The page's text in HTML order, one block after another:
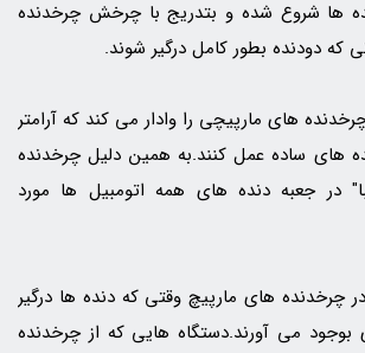
ها شروع شده و بتدریج با چرخش چرخدنده
که دودنده بطور کامل درگیر شوند.
های مارپیچی را وادار می کند که آرامتر
های ساده عمل کنند.به همین دلیل چرخدنده
در جعبه دنده های همه اتومبیل ها مورد
چرخدنده های مارپیچ وقتی که دنده ها درگیر
می آورند.دستگاه هایی که از چرخدنده